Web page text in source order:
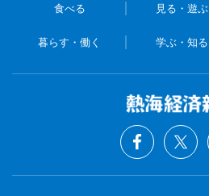
食べる 見る・遊ぶ
暮らす・働く 学ぶ・知る